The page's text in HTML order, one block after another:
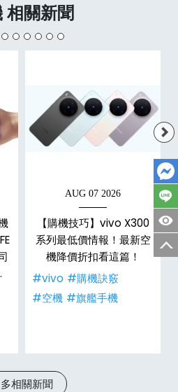
相關新聞
AUG 07 2026
【購機技巧】vivo X300
系列最低價情報！最新空
機降價折扣看這篇！
#vivo #購機訣竅
#空機 #旗艦手機
相關新聞